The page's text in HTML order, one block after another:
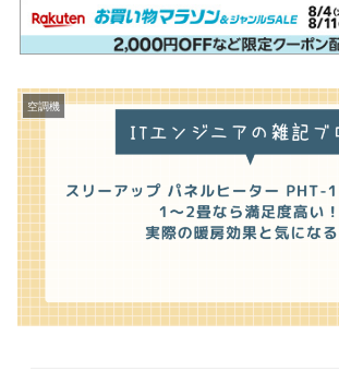
空調機